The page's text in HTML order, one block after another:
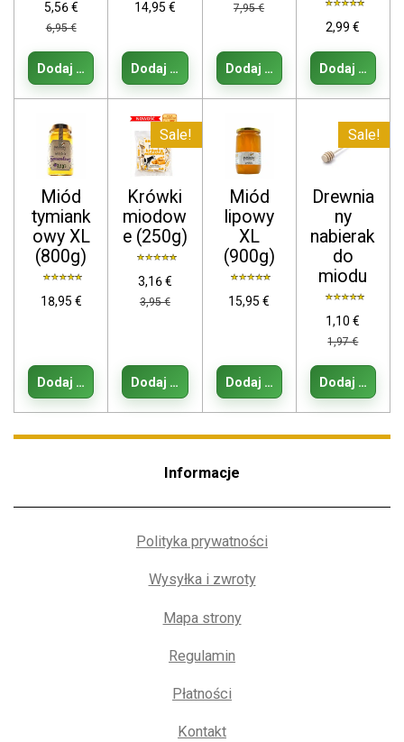
5,56 €
6,95 €
Dodaj do koszyka
14,95 €
Dodaj do koszyka
7,95 €
Dodaj do koszyka
2,99 €
Dodaj do
Miód
tymiank
owy XL
(800g)
18,95 €
Dodaj do koszyka
Sale!
Krówki
miodow
e (250g)
3,16 €
3,95 €
Dodaj do koszyka
Miód
lipowy
XL
(900g)
15,95 €
Dodaj do koszyka
Sale!
Drewnia
ny
nabierak
do
miodu
1,10 €
1,97 €
Dodaj do
Informacje
Polityka prywatności
Wysyłka i zwroty
Mapa strony
Regulamin
Płatności
Kontakt